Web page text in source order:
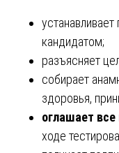
устанавливает
кандидатом;
разъясняет
собирает
здоровья,
оглашает
ходе